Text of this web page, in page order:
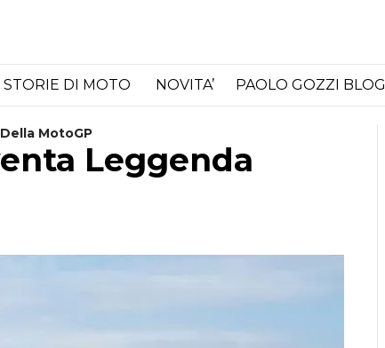
STORIE DI MOTO NOVITA’ PAOLO GOZZI BLOG
MotoGP
Leggenda